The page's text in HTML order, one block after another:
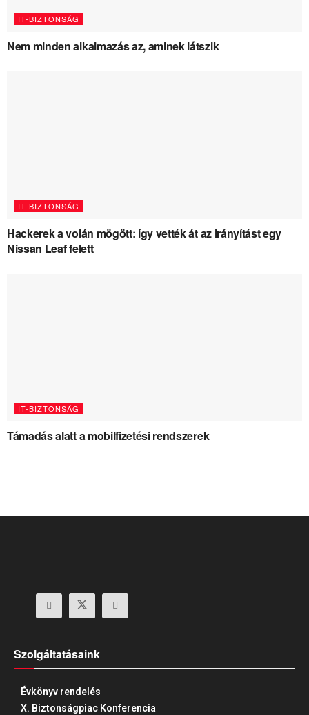
IT-BIZTONSÁG
Nem minden alkalmazás az, aminek látszik
IT-BIZTONSÁG
Hackerek a volán mögött: így vették át az irányítást egy
Nissan Leaf felett
IT-BIZTONSÁG
Támadás alatt a mobilfizetési rendszerek
Szolgáltatásaink
Évkönyv rendelés
X. Biztonságpiac Konferencia